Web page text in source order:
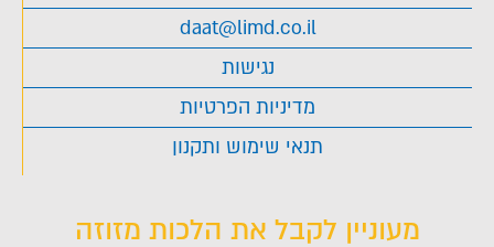
daat@limd.co.il
נגישות
מדיניות הפרטיות
תנאי שימוש ותקנון
מעוניין לקבל את הלכות מזוזה